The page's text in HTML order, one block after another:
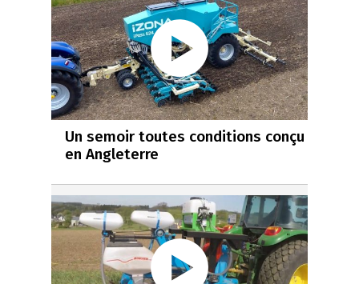
Un semoir toutes conditions conçu
en Angleterre